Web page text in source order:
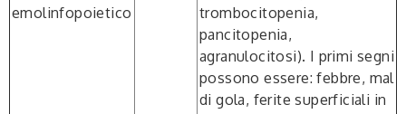
emolinfopoietico
trombocitopenia,
pancitopenia,
agranulocitosi). I primi segni
possono essere: febbre, mal
di gola, ferite superficiali in